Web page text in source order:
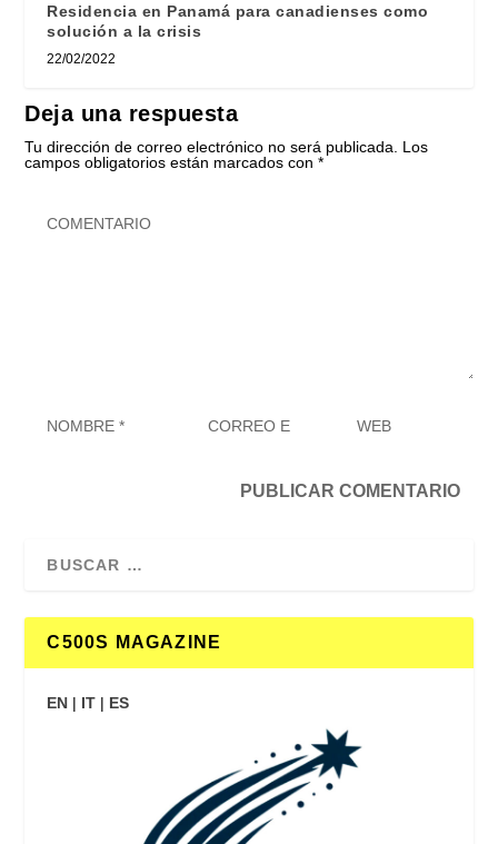
Residencia en Panamá para canadienses como
solución a la crisis
22/02/2022
Deja una respuesta
Tu dirección de correo electrónico no será publicada.
Los
campos obligatorios están marcados con*
C500S MAGAZINE
EN | IT | ES